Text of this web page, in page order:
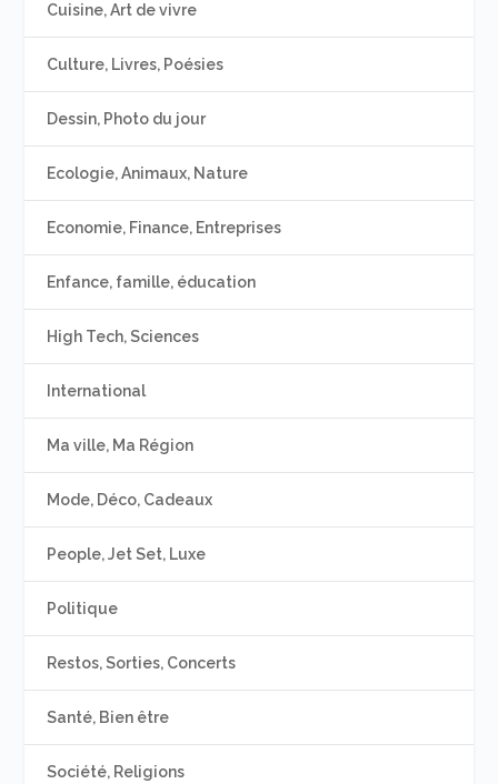
Cuisine, Art de vivre
Culture, Livres, Poésies
Dessin, Photo du jour
Ecologie, Animaux, Nature
Economie, Finance, Entreprises
Enfance, famille, éducation
High Tech, Sciences
International
Ma ville, Ma Région
Mode, Déco, Cadeaux
People, Jet Set, Luxe
Politique
Restos, Sorties, Concerts
Santé, Bien être
Société, Religions